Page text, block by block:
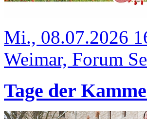
Mi., 08.07.2026
Weimar, Forum
Tage der